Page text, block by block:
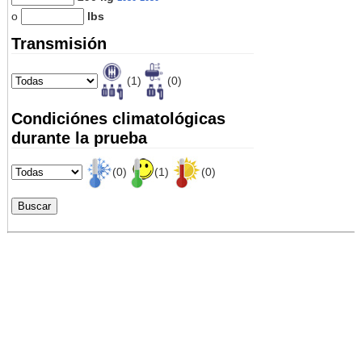
o lbs
Transmisión
(1) (0)
Condiciónes climatológicas
durante la prueba
(0) (1) (0)